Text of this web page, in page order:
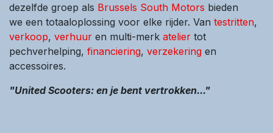
dezelfde groep als Brussels South Motors bieden
we een totaaloplossing voor elke rijder. Van testritten,
verkoop, verhuur en multi-merk atelier tot
pechverhelping, financiering, verzekering en
accessoires.
"United Scooters: en je bent vertrokken..."